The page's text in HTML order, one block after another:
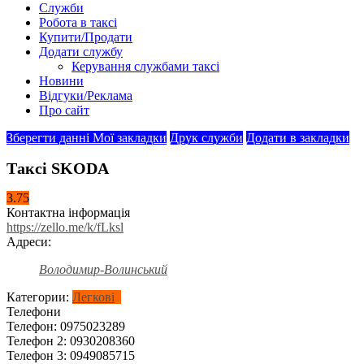
Служби
Робота в таксі
Купити/Продати
Додати службу
Керування службами таксі
Новини
Відгуки/Реклама
Про сайт
Зберегти данні Мої закладки Друк служби Додати в закладки
Таксі SKODA
3.75
Контактна інформація
https://zello.me/k/fLksl
Адреси:
Володимир-Волинський
Категории: Легкові
Телефони
Телефон: 0975023289
Телефон 2: 0930208360
Телефон 3: 0949085715